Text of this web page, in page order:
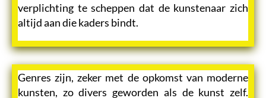
verplichting te scheppen dat de kunstenaar zich
altijd aan die kaders bindt.
Genres zijn, zeker met de opkomst van moderne
kunsten, zo divers geworden als de kunst zelf.